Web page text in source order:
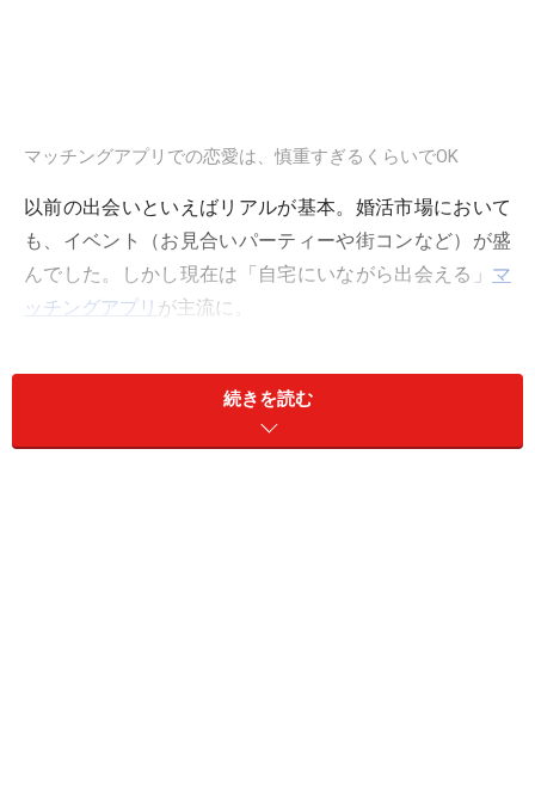
マッチングアプリでの恋愛は、慎重すぎるくらいでOK
以前の出会いといえばリアルが基本。婚活市場において
も、イベント（お見合いパーティーや街コンなど）が盛
んでした。しかし現在は「自宅にいながら出会える」 マ
ッチングアプリ が主流に。
▼年代別おすすめのマッチングアプリはこちらの記事を
おすすめマッチングアプリランキング【優良アプリを徹
続きを読む